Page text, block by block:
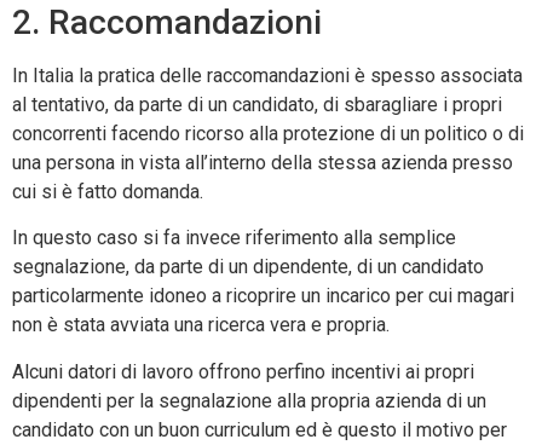
2. Raccomandazioni
In Italia la pratica delle raccomandazioni è spesso associata
al tentativo, da parte di un candidato, di sbaragliare i propri
concorrenti facendo ricorso alla protezione di un politico o di
una persona in vista all’interno della stessa azienda presso
cui si è fatto domanda.
In questo caso si fa invece riferimento alla semplice
segnalazione, da parte di un dipendente, di un candidato
particolarmente idoneo a ricoprire un incarico per cui magari
non è stata avviata una ricerca vera e propria.
Alcuni datori di lavoro offrono perfino incentivi ai propri
dipendenti per la segnalazione alla propria azienda di un
candidato con un buon curriculum ed è questo il motivo per